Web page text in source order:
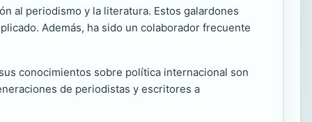
al periodismo y la literatura. Estos galardones
Además, ha sido un colaborador frecuente
conocimientos sobre política internacional son
de periodistas y escritores a